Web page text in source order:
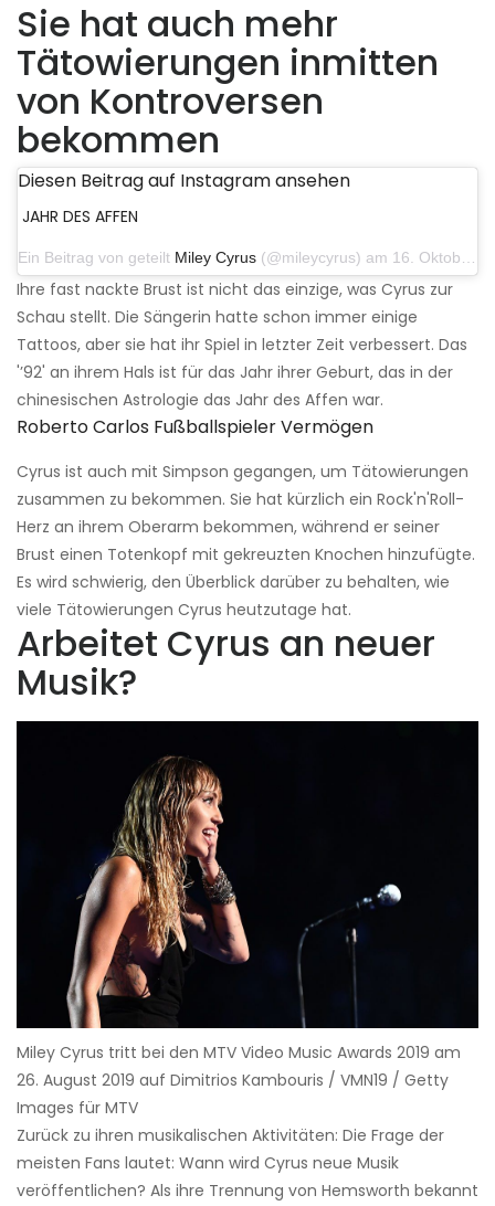
Sie hat auch mehr
Tätowierungen inmitten
von Kontroversen
bekommen
Diesen Beitrag auf Instagram ansehen
JAHR DES AFFEN
Ein Beitrag von geteilt Miley Cyrus (@mileycyrus) am 16. Oktober 2019 um 19:04 Uhr PDT
Ihre fast nackte Brust ist nicht das einzige, was Cyrus zur
Schau stellt. Die Sängerin hatte schon immer einige
Tattoos, aber sie hat ihr Spiel in letzter Zeit verbessert. Das
'’92' an ihrem Hals ist für das Jahr ihrer Geburt, das in der
chinesischen Astrologie das Jahr des Affen war.
Roberto Carlos Fußballspieler Vermögen
Cyrus ist auch mit Simpson gegangen, um Tätowierungen
zusammen zu bekommen. Sie hat kürzlich ein Rock'n'Roll-
Herz an ihrem Oberarm bekommen, während er seiner
Brust einen Totenkopf mit gekreuzten Knochen hinzufügte.
Es wird schwierig, den Überblick darüber zu behalten, wie
viele Tätowierungen Cyrus heutzutage hat.
Arbeitet Cyrus an neuer
Musik?
Miley Cyrus tritt bei den MTV Video Music Awards 2019 am
26. August 2019 auf Dimitrios Kambouris / VMN19 / Getty
Images für MTV
Zurück zu ihren musikalischen Aktivitäten: Die Frage der
meisten Fans lautet: Wann wird Cyrus neue Musik
veröffentlichen? Als ihre Trennung von Hemsworth bekannt